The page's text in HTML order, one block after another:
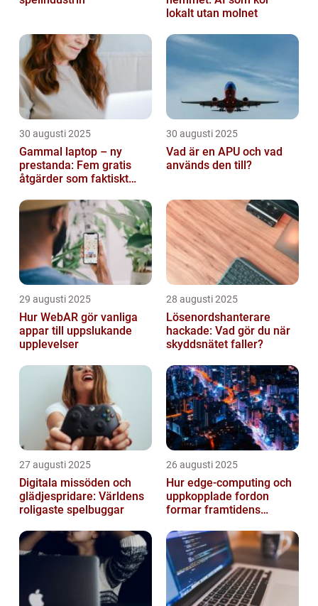
lokalt utan molnet
30 augusti 2025
Gammal laptop – ny
prestanda: Fem gratis
åtgärder som faktiskt
30 augusti 2025
Vad är en APU och vad
används den till?
29 augusti 2025
Hur WebAR gör vanliga
appar till uppslukande
upplevelser
28 augusti 2025
Lösenordshanterare
hackade: Vad gör du när
skyddsnätet faller?
27 augusti 2025
Digitala missöden och
glädjespridare: Världens
roligaste spelbuggar
26 augusti 2025
Hur edge‑computing och
uppkopplade fordon
formar framtidens